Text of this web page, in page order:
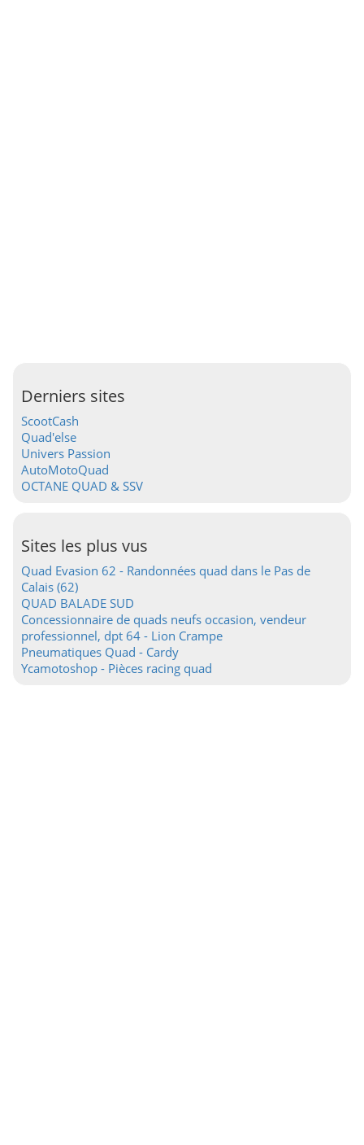
Derniers sites
ScootCash
Quad'else
Univers Passion
AutoMotoQuad
OCTANE QUAD & SSV
Sites les plus vus
Quad Evasion 62 - Randonnées quad dans le Pas de
Calais (62)
QUAD BALADE SUD
Concessionnaire de quads neufs occasion, vendeur
professionnel, dpt 64 - Lion Crampe
Pneumatiques Quad - Cardy
Ycamotoshop - Pièces racing quad